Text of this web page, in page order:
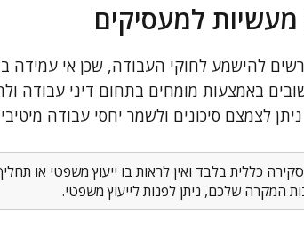
למעסיקים
להישמע לחוקי העבודה, שכן אי עמידה
באמצעות מומחים בתחום דיני עבודה
לצמצם סיכונים ולשמר יחסי עבודה
כללית בלבד ואין לראות בו ייעוץ משפטי או
המקרה שלכם, ניתן לפנות לייעוץ משפטי.